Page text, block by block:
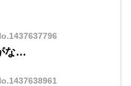
な…